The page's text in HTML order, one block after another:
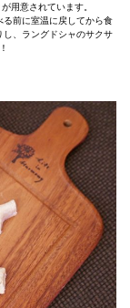
用意されています。
る前に室温に戻してから食
、ラングドシャのサクサ